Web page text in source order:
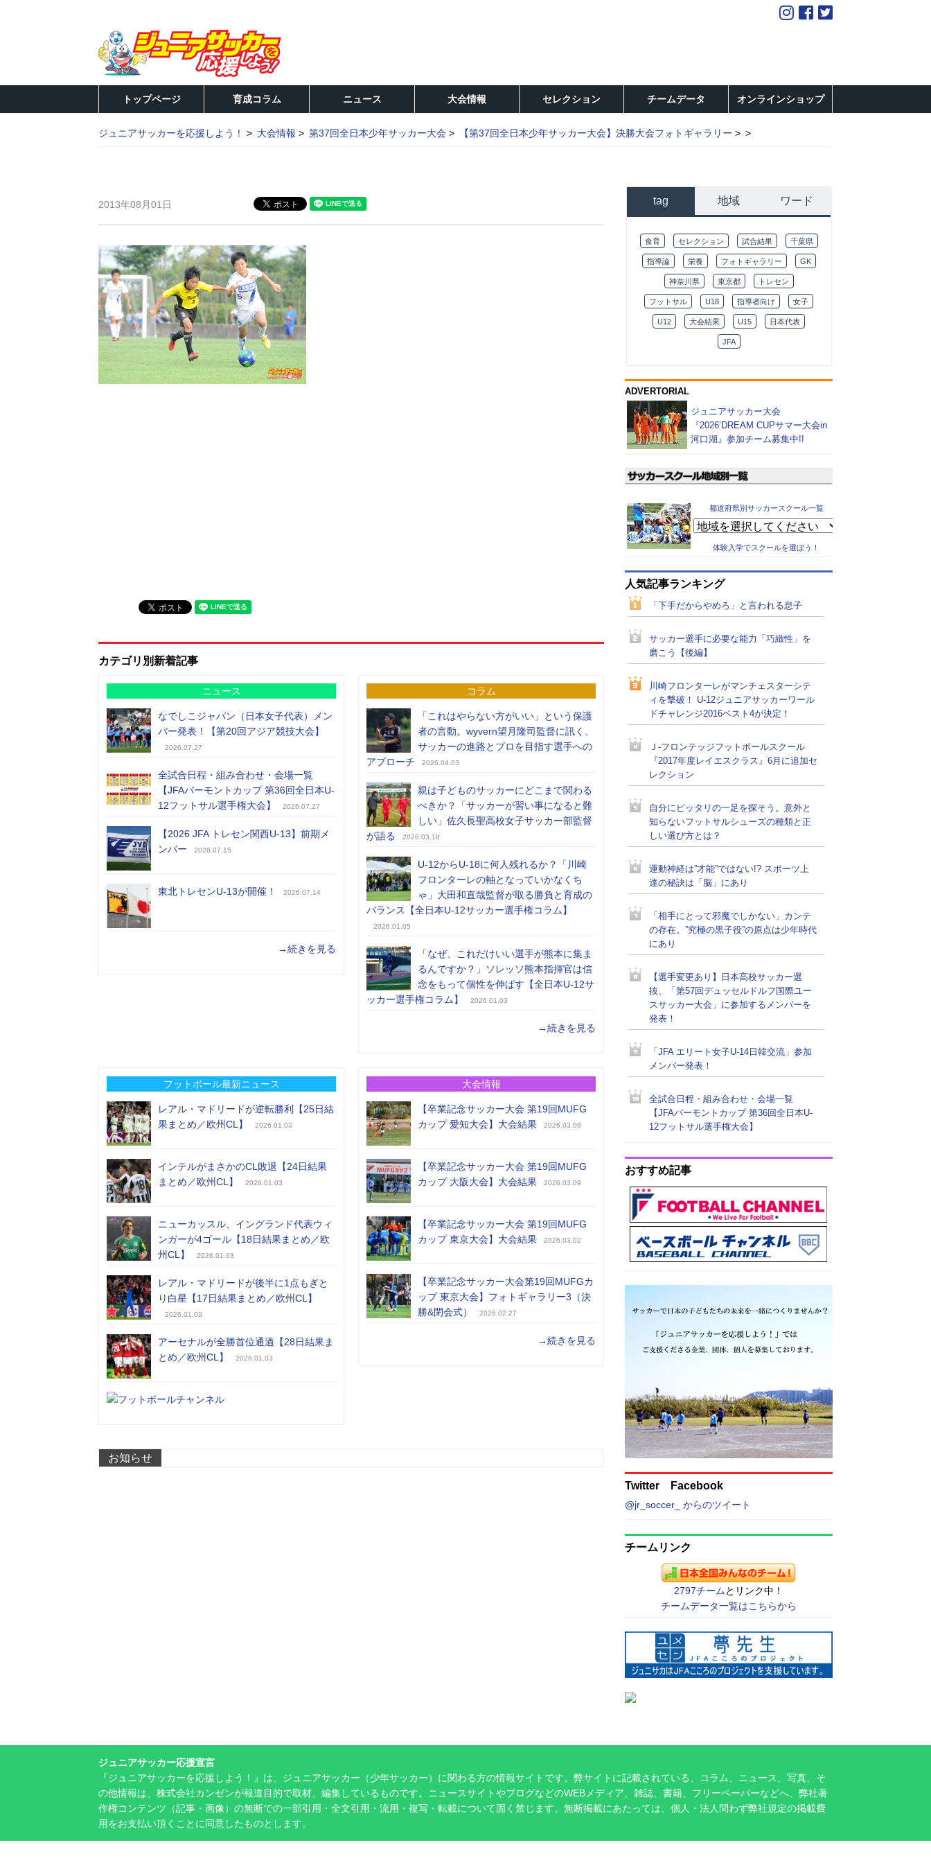
トップページ 育成コラム ニュース 大会情報 セレクション チームデータ オンラインショップ
ジュニアサッカーを応援しよう！ 大会情報 第37回全日本少年サッカー大会 【第37回全日本少年サッカー大会】決勝大会フォトギャラリー
2013年08月01日
カテゴリ別新着記事
ニュース
なでしこジャパン（日本女子代表）メン
バー発表！【第20回アジア競技大会】
2026.07.27
全試合日程・組み合わせ・会場一覧
【JFAバーモントカップ 第36回全日本U-
12フットサル選手権大会】
2026.07.27
【2026 JFA トレセン関西U-13】前期メ
ンバー
2026.07.15
東北トレセンU-13が開催！ 2026.07.14
→続きを見る
コラム
「これはやらない方がいい」という保護
者の言動。wyvern望月隆司監督に訊く、
サッカーの進路とプロを目指す選手への
アプローチ
2026.04.03
親は子どものサッカーにどこまで関わる
べきか？「サッカーが習い事になると難
しい」佐久長聖高校女子サッカー部監督
が語る
2026.03.18
U-12からU-18に何人残れるか？「川崎
フロンターレの軸となっていかなくち
ゃ」大田和直哉監督が取る勝負と育成の
バランス【全日本U-12サッカー選手権コラム】
2026.01.05
「なぜ、これだけいい選手が熊本に集ま
るんですか？」ソレッソ熊本指揮官は信
念をもって個性を伸ばす【全日本U-12サ
ッカー選手権コラム】
2026.01.03
→続きを見る
フットボール最新ニュース
レアル・マドリードが逆転勝利【25日結
果まとめ／欧州CL】
2026.01.03
インテルがまさかのCL敗退【24日結果
まとめ／欧州CL】
2026.01.03
ニューカッスル、イングランド代表ウィ
ンガーが4ゴール【18日結果まとめ／欧
州CL】
2026.01.03
レアル・マドリードが後半に1点もぎと
り白星【17日結果まとめ／欧州CL】
2026.01.03
アーセナルが全勝首位通過【28日結果ま
とめ／欧州CL】
2026.01.03
大会情報
【卒業記念サッカー大会 第19回MUFG
カップ 愛知大会】大会結果
2026.03.09
【卒業記念サッカー大会 第19回MUFG
カップ 大阪大会】大会結果
2026.03.09
【卒業記念サッカー大会 第19回MUFG
カップ 東京大会】大会結果
2026.03.02
【卒業記念サッカー大会第19回MUFGカ
ップ 東京大会】フォトギャラリー3（決
勝&閉会式）
2026.02.27
→続きを見る
お知らせ
tag 地域 ワード
食育 セレクション 試合結果 千葉県
指導論 栄養 フォトギャラリー GK
神奈川県 東京都 トレセン
フットサル U18 指導者向け 女子
U12 大会結果 U15 日本代表
JFA
ADVERTORIAL
ジュニアサッカー大会
『2026’DREAM CUPサマー大会in
河口湖』参加チーム募集中!!
都道府県別サッカースクール一覧
体験入学でスクールを選ぼう！
人気記事ランキング
「下手だからやめろ」と言われる息子
サッカー選手に必要な能力「巧緻性」を
磨こう【後編】
川崎フロンターレがマンチェスターシテ
ィを撃破！ U-12ジュニアサッカーワール
ドチャレンジ2016ベスト4が決定！
Ｊ-フロンテッジフットボールスクール
『2017年度レイエスクラス』6月に追加セ
レクション
自分にピッタリの一足を探そう。意外と
知らないフットサルシューズの種類と正
しい選び方とは？
運動神経は”才能”ではない!? スポーツ上
達の秘訣は「脳」にあり
「相手にとって邪魔でしかない」カンテ
の存在。”究極の黒子役”の原点は少年時代
にあり
【選手変更あり】日本高校サッカー選
抜、「第57回デュッセルドルフ国際ユー
スサッカー大会」に参加するメンバーを
発表！
「JFA エリート女子U-14日韓交流」参加
メンバー発表！
全試合日程・組み合わせ・会場一覧
【JFAバーモントカップ 第36回全日本U-
12フットサル選手権大会】
おすすめ記事
Twitter Facebook
@jr_soccer_ からのツイート
チームリンク
2797チーム とリンク中！
チームデータ一覧はこちらから
ジュニアサッカー応援宣言
『ジュニアサッカーを応援しよう！』は、ジュニアサッカー（少年サッカー）に関わる方の情報サイトです。弊サイトに記載されている、コラム、ニュース、写真、そ
の他情報は、株式会社カンゼンが報道目的で取材、編集しているものです。ニュースサイトやブログなどのWEBメディア、雑誌、書籍、フリーペーパーなどへ、弊社著
作権コンテンツ（記事・画像）の無断での一部引用・全文引用・流用・複写・転載について固く禁じます。無断掲載にあたっては、個人・法人問わず弊社規定の掲載費
用をお支払い頂くことに同意したものとします。